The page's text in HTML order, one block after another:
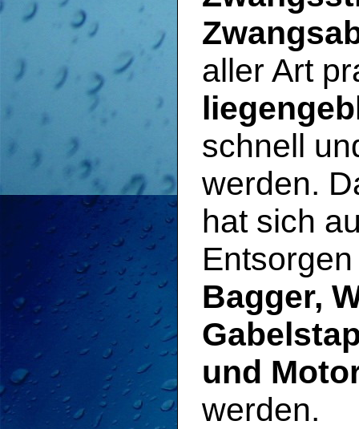
aller Art
schnell
werden.
hat sich
Bagger,
und
werden.